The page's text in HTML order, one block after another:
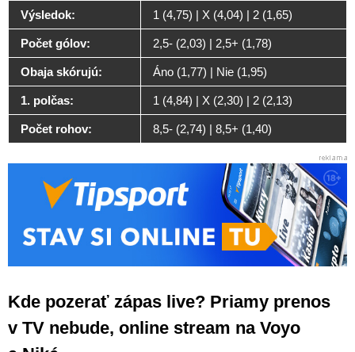
Výsledok: 1 (4,75) | X (4,04) | 2 (1,65)
Počet gólov: 2,5- (2,03) | 2,5+ (1,78)
Obaja skórujú: Áno (1,77) | Nie (1,95)
1. polčas: 1 (4,84) | X (2,30) | 2 (2,13)
Počet rohov: 8,5- (2,74) | 8,5+ (1,40)
Kde pozerať zápas live? Priamy prenos
v TV nebude, online stream na Voyo